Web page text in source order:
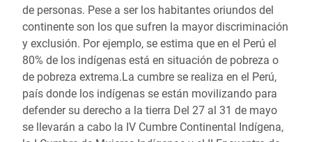
de personas. Pese a ser los habitantes oriundos del
continente son los que sufren la mayor discriminación
y exclusión. Por ejemplo, se estima que en el Perú el
80% de los indígenas está en situación de pobreza o
de pobreza extrema.La cumbre se realiza en el Perú,
país donde los indígenas se están movilizando para
defender su derecho a la tierra Del 27 al 31 de mayo
se llevarán a cabo la IV Cumbre Continental Indígena,